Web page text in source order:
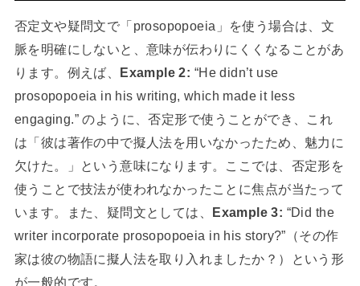
否定文や疑問文で「prosopopoeia」を使う場合は、文
脈を明確にしないと、意味が伝わりにくくなることがあ
ります。例えば、 Example 2: “He didn’t use
prosopopoeia in his writing, which made it less
engaging.” のように、否定形で使うことができ、これ
は「彼は著作の中で擬人法を用いなかったため、魅力に
欠けた。」という意味になります。ここでは、否定形を
使うことで技法が使われなかったことに焦点が当たって
います。また、疑問文としては、 Example 3: “Did the
writer incorporate prosopopoeia in his story?”（その作
家は彼の物語に擬人法を取り入れましたか？）という形
が一般的です。